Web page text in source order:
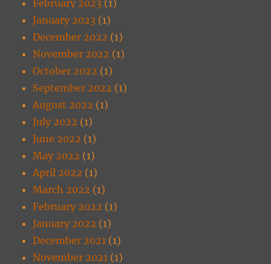
February 2023 (1)
January 2023 (1)
December 2022 (1)
November 2022 (1)
October 2022 (1)
September 2022 (1)
August 2022 (1)
July 2022 (1)
June 2022 (1)
May 2022 (1)
April 2022 (1)
March 2022 (1)
February 2022 (1)
January 2022 (1)
December 2021 (1)
November 2021 (1)